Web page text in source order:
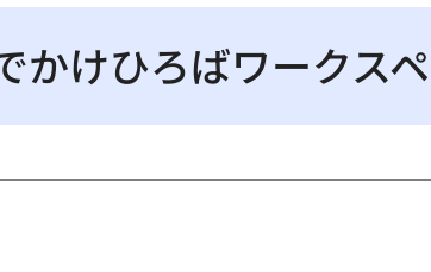
かけひろばワークス